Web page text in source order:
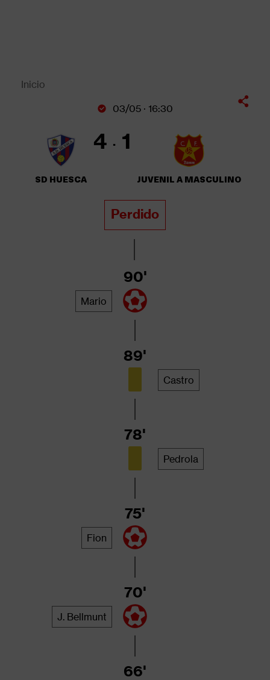
Sobrescribir
ayuda
Inicio
03/05 · 16:30
SD HUESCA
4 1
JUVENIL A MASCULINO
Perdido
Mario
90'
Castro
89'
Pedrola
78'
Fion
75'
J. Bellmunt
70'
66'